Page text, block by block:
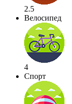
2.5
Велосипед
4
Спорт